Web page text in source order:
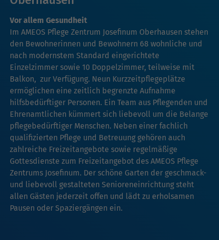
Vor allem Gesundheit
Im AMEOS Pflege Zentrum Josefinum Oberhausen stehen
den Bewohnerinnen und Bewohnern 68 wohnliche und
nach modernstem Standard eingerichtete
Einzelzimmer sowie 10 Doppelzimmer, teilweise mit
Balkon, zur Verfügung. Neun Kurzzeitpflegeplätze
ermöglichen eine zeitlich begrenzte Aufnahme
hilfsbedürftiger Personen. Ein Team aus Pflegenden und
Ehrenamtlichen kümmert sich liebevoll um die Belange
pflegebedürftiger Menschen. Neben einer fachlich
qualifizierten Pflege und Betreuung gehören auch
zahlreiche Freizeitangebote sowie regelmäßige
Gottesdienste zum Freizeitangebot des AMEOS Pflege
Zentrums Josefinum. Der schöne Garten der geschmack-
und liebevoll gestalteten Senioreneinrichtung steht
allen Gästen jederzeit offen und lädt zu erholsamen
Pausen oder Spaziergängen ein.